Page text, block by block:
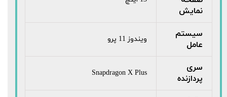
نمایش
سیستم
عامل
ویندوز 11 پرو
سری
پردازنده
Snapdragon X Plus